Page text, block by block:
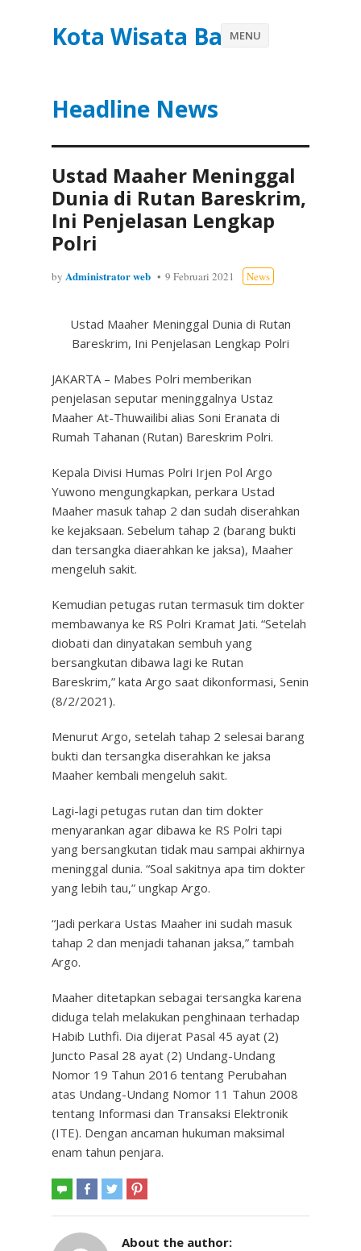
Kota Wisata Batu
Headline News
MENU
Ustad Maaher Meninggal
Dunia di Rutan Bareskrim,
Ini Penjelasan Lengkap
Polri
by Administrator web 9 Februari 2021 News
Ustad Maaher Meninggal Dunia di Rutan
Bareskrim, Ini Penjelasan Lengkap Polri
JAKARTA – Mabes Polri memberikan
penjelasan seputar meninggalnya Ustaz
Maaher At-Thuwailibi alias Soni Eranata di
Rumah Tahanan (Rutan) Bareskrim Polri.
Kepala Divisi Humas Polri Irjen Pol Argo
Yuwono mengungkapkan, perkara Ustad
Maaher masuk tahap 2 dan sudah diserahkan
ke kejaksaan. Sebelum tahap 2 (barang bukti
dan tersangka diaerahkan ke jaksa), Maaher
mengeluh sakit.
Kemudian petugas rutan termasuk tim dokter
membawanya ke RS Polri Kramat Jati. “Setelah
diobati dan dinyatakan sembuh yang
bersangkutan dibawa lagi ke Rutan
Bareskrim,” kata Argo saat dikonformasi, Senin
(8/2/2021).
Menurut Argo, setelah tahap 2 selesai barang
bukti dan tersangka diserahkan ke jaksa
Maaher kembali mengeluh sakit.
Lagi-lagi petugas rutan dan tim dokter
menyarankan agar dibawa ke RS Polri tapi
yang bersangkutan tidak mau sampai akhirnya
meninggal dunia. “Soal sakitnya apa tim dokter
yang lebih tau,” ungkap Argo.
“Jadi perkara Ustas Maaher ini sudah masuk
tahap 2 dan menjadi tahanan jaksa,” tambah
Argo.
Maaher ditetapkan sebagai tersangka karena
diduga telah melakukan penghinaan terhadap
Habib Luthfi. Dia dijerat Pasal 45 ayat (2)
Juncto Pasal 28 ayat (2) Undang-Undang
Nomor 19 Tahun 2016 tentang Perubahan
atas Undang-Undang Nomor 11 Tahun 2008
tentang Informasi dan Transaksi Elektronik
(ITE). Dengan ancaman hukuman maksimal
enam tahun penjara.
About the author: